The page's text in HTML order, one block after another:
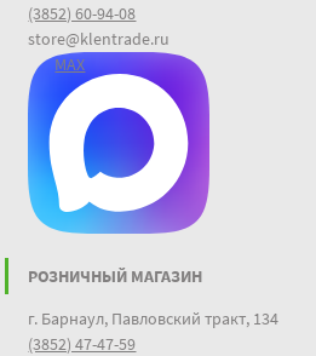
(3852) 60-94-08
store@klentrade.ru
MAX
РОЗНИЧНЫЙ МАГАЗИН
г. Барнаул, Павловский тракт, 134
(3852) 47-47-59